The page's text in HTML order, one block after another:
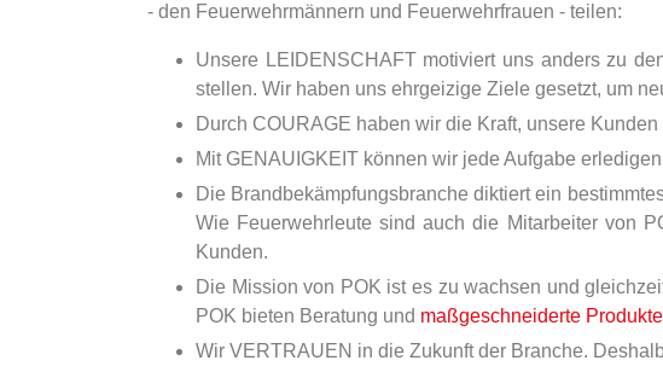
- den Feuerwehrmännern und Feuerwehrfrauen - teilen:
Unsere LEIDENSCHAFT motiviert uns anders zu
stellen. Wir haben uns ehrgeizige Ziele gesetzt, um
Durch COURAGE haben wir die Kraft, unsere
Mit GENAUIGKEIT können wir jede Aufgabe
Die Brandbekämpfungsbranche diktiert ein
Wie Feuerwehrleute sind auch die Mitarbeiter von
Kunden.
Die Mission von POK ist es zu wachsen und
POK bieten Beratung und maßgeschneiderte Produkte
Wir VERTRAUEN in die Zukunft der Branche.